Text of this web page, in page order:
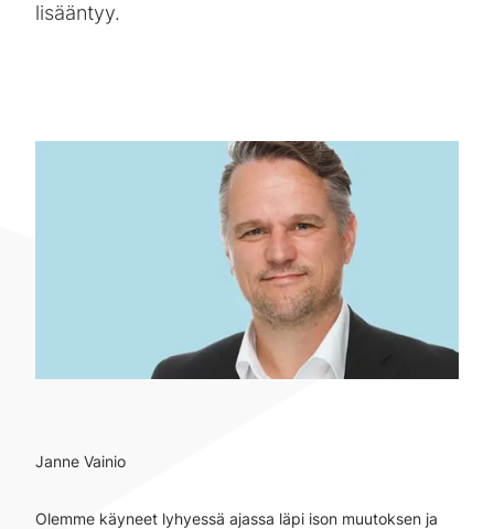
lisääntyy.
Janne Vainio
Olemme käyneet lyhyessä ajassa läpi ison muutoksen ja